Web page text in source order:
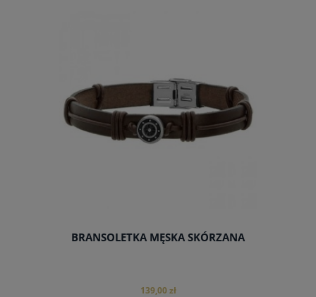
BRANSOLETKA MĘSKA SKÓRZANA
139,00 zł